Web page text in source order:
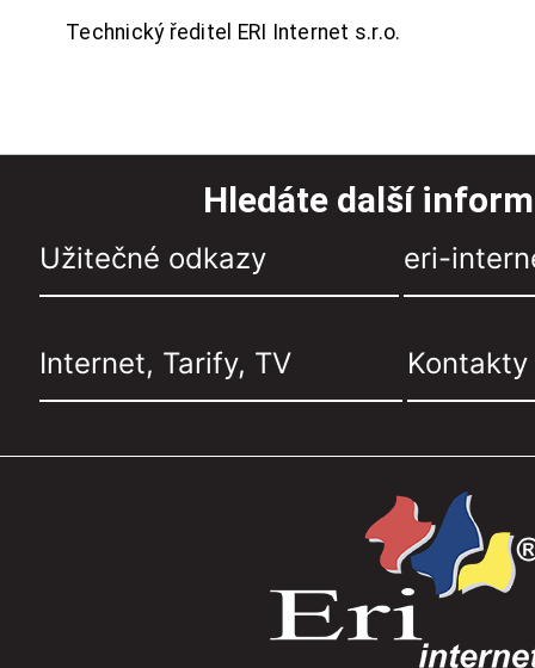
Technický ředitel ERI Internet s.r.o.
Hledáte další
Užitečné odkazy eri-
Internet, Tarify, TV Kontakty